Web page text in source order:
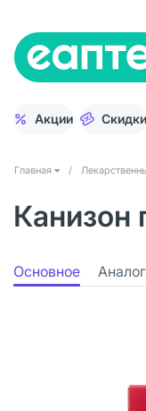
Акции Скидки
Главная /
Канизон
Основное